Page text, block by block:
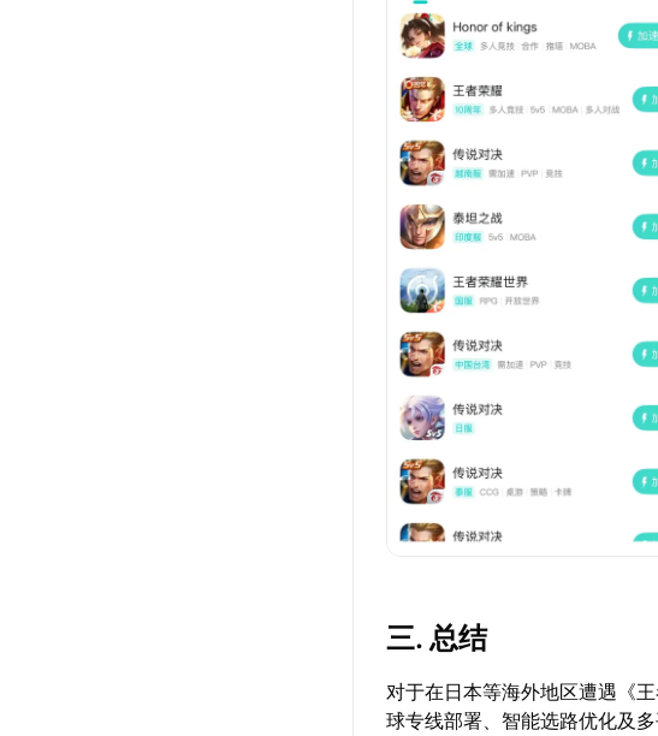
三. 总结
对于在日本等海外地区遭遇《
球专线部署、智能选路优化及